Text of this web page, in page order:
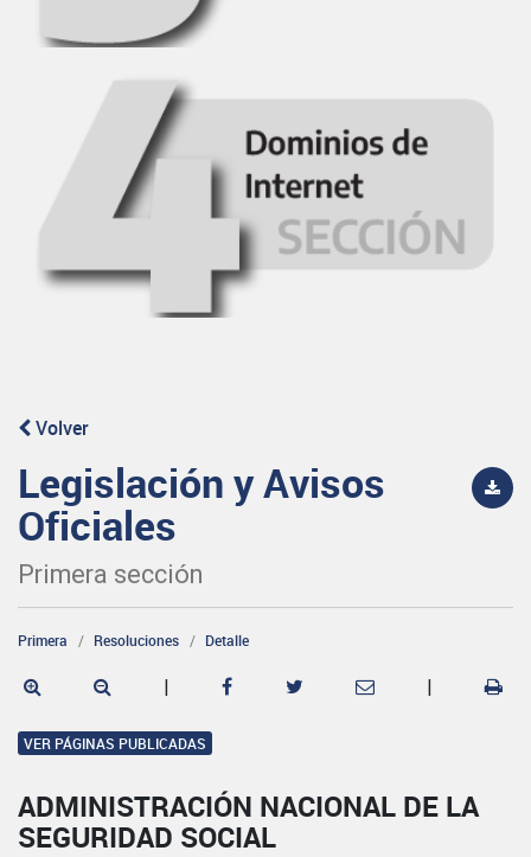
Volver
Legislación y Avisos
Oficiales
Primera sección
Primera Resoluciones Detalle
| |
VER PÁGINAS PUBLICADAS
ADMINISTRACIÓN NACIONAL DE LA
SEGURIDAD SOCIAL